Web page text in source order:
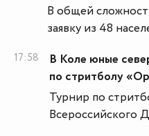
В общей
заявку из 48
17:58
В Коле юные
по стритболу
Турнир по
Всероссийского